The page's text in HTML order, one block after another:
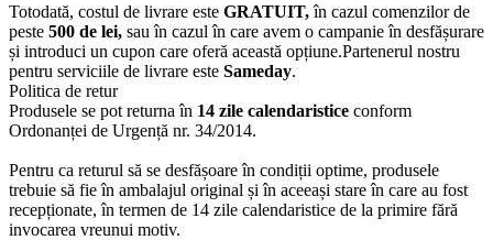
Totodată, costul de livrare este GRATUIT,în cazul comenzilor de
peste 500 de lei, sau în cazul în care avem o campanie în desfășurare
și introduci un cupon care oferă această opțiune.Partenerul nostru
pentru serviciile de livrare este Sameday.
Politica de retur
Produsele se pot returna în 14 zile calendaristice conform
Ordonanței de Urgență nr. 34/2014.
Pentru ca returul să se desfășoare în condiții optime, produsele
trebuie să fie în ambalajul original și în aceeași stare în care au fost
recepționate, în termen de 14 zile calendaristice de la primire fără
invocarea vreunui motiv.